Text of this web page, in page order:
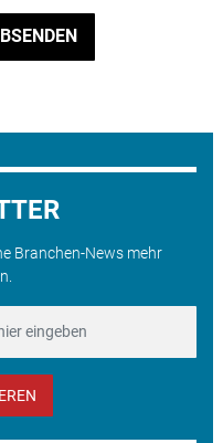
Branchen-News mehr